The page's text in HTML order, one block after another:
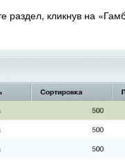
раздел, кликнув на